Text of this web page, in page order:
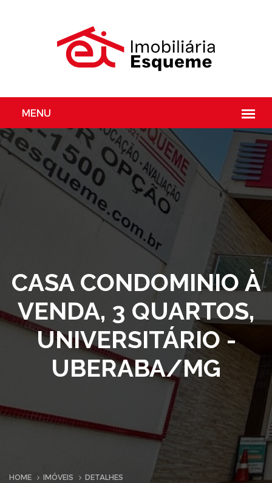
CASA CONDOMINIO À
VENDA, 3 QUARTOS,
UNIVERSITÁRIO -
UBERABA/MG
HOME IMÓVEIS DETALHES